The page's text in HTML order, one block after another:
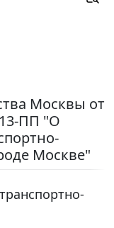
Москвы от
ПП "О
Москве"